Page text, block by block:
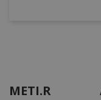
METI.R